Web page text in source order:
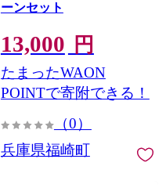
ーンセット
13,000 円
たまったWAON
POINTで寄附できる！
（0）
兵庫県福崎町